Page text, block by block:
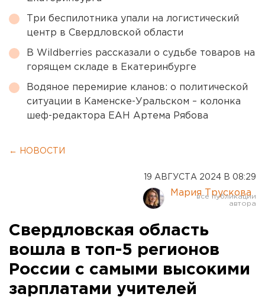
Три беспилотника упали на логистический
центр в Свердловской области
В Wildberries рассказали о судьбе товаров на
горящем складе в Екатеринбурге
Водяное перемирие кланов: о политической
ситуации в Каменске-Уральском – колонка
шеф-редактора ЕАН Артема Рябова
← НОВОСТИ
19 АВГУСТА 2024 В 08:29
Мария Трускова
Свердловская область
вошла в топ-5 регионов
России с самыми высокими
зарплатами учителей